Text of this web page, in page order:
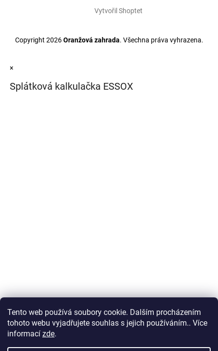
Tento web používá soubory cookie. Dalším procházením
tohoto webu vyjadřujete souhlas s jejich používáním.. Více
informací zde.
Vytvořil Shoptet
Copyright 2026Oranžová zahrada. Všechna práva vyhrazena.
×
Splátková kalkulačka ESSOX